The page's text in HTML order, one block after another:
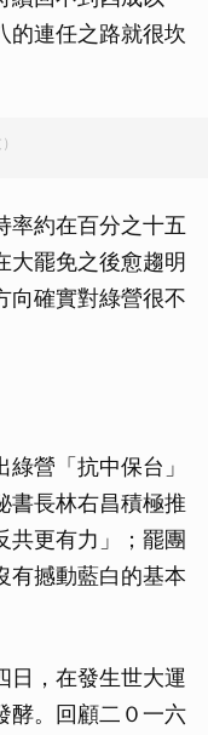
的連任之路就很坎
率約在百分之十五
大罷免之後愈趨明
向確實對綠營很不
營「抗中保台」
書長林右昌積極推
共更有力」；罷團
有撼動藍白的基本
日，在發生世大運
酵。回顧二０一六